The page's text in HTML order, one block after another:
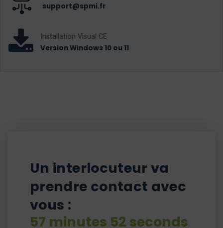
support@spmi.fr
Installation Visual CE
Version Windows 10 ou 11
Un interlocuteur va
prendre contact avec
vous :
57 minutes 51 seconds